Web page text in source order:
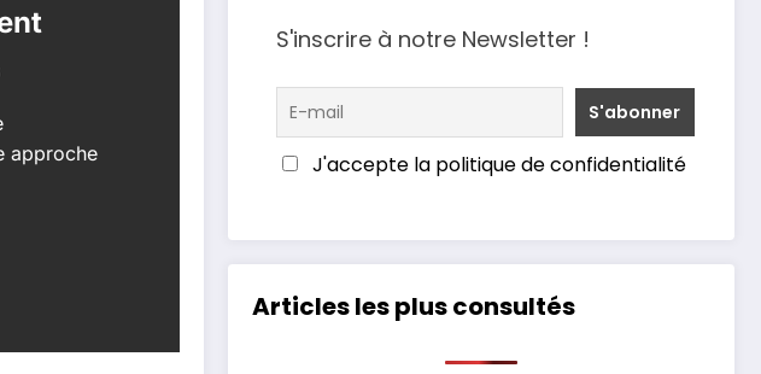
approche
S'inscrire à notre Newsletter !
J'accepte la politique de confidentialité
Articles les plus consultés